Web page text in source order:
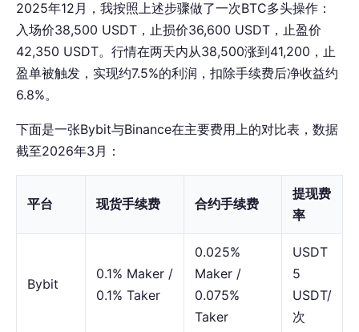
2025年12月，我按照上述步骤做了一次BTC多头操作：
入场价38,500 USDT，止损价36,600 USDT，止盈价
42,350 USDT。行情在两天内从38,500涨到41,200，止
盈单被触发，实现约7.5%的利润，扣除手续费后净收益约
6.8%。
下面是一张Bybit与Binance在主要费用上的对比表，数据
截至2026年3月：
平台 现货手续费 合约手续费
提现费
率
Bybit
0.1% Maker /
0.1% Taker
0.025%
Maker /
0.075%
Taker
USDT
5
USDT/
次